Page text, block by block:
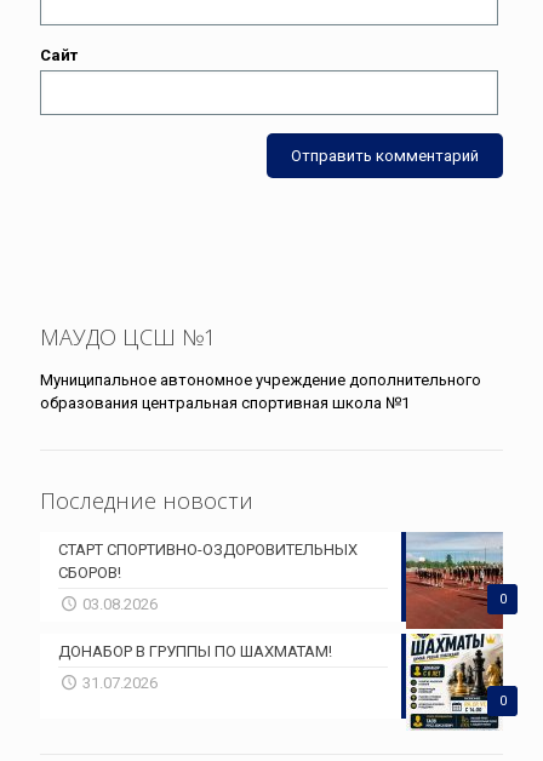
Сайт
МАУДО ЦСШ №1
Муниципальное автономное учреждение дополнительного
образования центральная спортивная школа №1
Последние новости
0
СТАРТ СПОРТИВНО-ОЗДОРОВИТЕЛЬНЫХ
СБОРОВ!
03.08.2026
0
ДОНАБОР В ГРУППЫ ПО ШАХМАТАМ!
31.07.2026